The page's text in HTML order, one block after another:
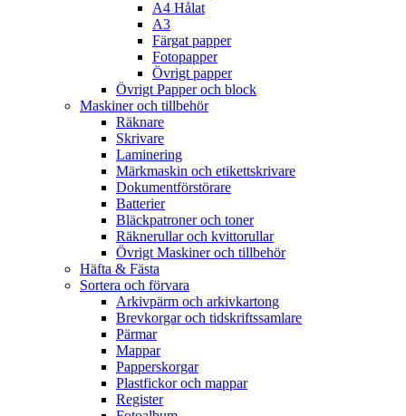
A4 Hålat
A3
Färgat papper
Fotopapper
Övrigt papper
Övrigt Papper och block
Maskiner och tillbehör
Räknare
Skrivare
Laminering
Märkmaskin och etikettskrivare
Dokumentförstörare
Batterier
Bläckpatroner och toner
Räknerullar och kvittorullar
Övrigt Maskiner och tillbehör
Häfta & Fästa
Sortera och förvara
Arkivpärm och arkivkartong
Brevkorgar och tidskriftssamlare
Pärmar
Mappar
Papperskorgar
Plastfickor och mappar
Register